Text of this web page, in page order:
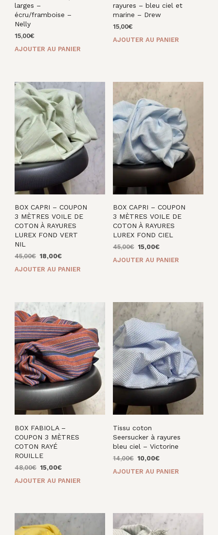
larges –
écru/framboise –
Nelly
15,00€
AJOUTER AU PANIER
rayures – bleu ciel et
marine – Drew
15,00€
AJOUTER AU PANIER
BOX CAPRI – COUPON
3 MÈTRES VOILE DE
COTON À RAYURES
LUREX FOND VERT
NIL
45,00€ Le
18,00€Le
AJOUTER AU PANIER
BOX CAPRI – COUPON
3 MÈTRES VOILE DE
COTON À RAYURES
LUREX FOND CIEL
45,00€ Le
15,00€Le
AJOUTER AU PANIER
BOX FABIOLA –
COUPON 3 MÈTRES
COTON RAYÉ
ROUILLE
48,00€ Le
initial
15,00€Le
actuel
AJOUTER AU PANIER
Tissu coton
Seersucker à rayures
bleu ciel – Victorine
14,00€ Le
initial
10,00€Le
actuel
AJOUTER AU PANIER